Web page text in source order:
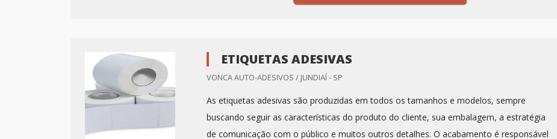
ETIQUETAS ADESIVAS
VONCA AUTO-ADESIVOS / JUNDIAÍ - SP
As etiquetas adesivas são produzidas em todos os tamanhos e modelos, sempre
buscando seguir as características do produto do cliente, sua embalagem, a estratégia
de comunicação com o público e muitos outros detalhes. O acabamento é responsável